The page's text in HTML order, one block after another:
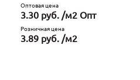
Оптовая цена
3.30 руб. /м2 Опт
Розничная цена
3.89 руб. /м2